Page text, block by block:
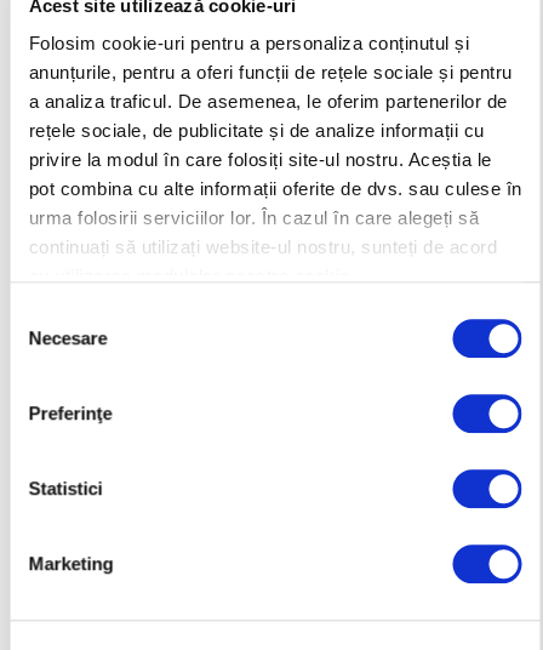
Acest site utilizează cookie-uri
Folosim cookie-uri pentru a personaliza conținutul și
anunțurile, pentru a oferi funcții de rețele sociale și pentru
a analiza traficul. De asemenea, le oferim partenerilor de
rețele sociale, de publicitate și de analize informații cu
privire la modul în care folosiți site-ul nostru. Aceștia le
pot combina cu alte informații oferite de dvs. sau culese în
urma folosirii serviciilor lor. În cazul în care alegeți să
continuați să utilizați website-ul nostru, sunteți de acord
consimțământului
Necesare
Preferinţe
Statistici
Marketing